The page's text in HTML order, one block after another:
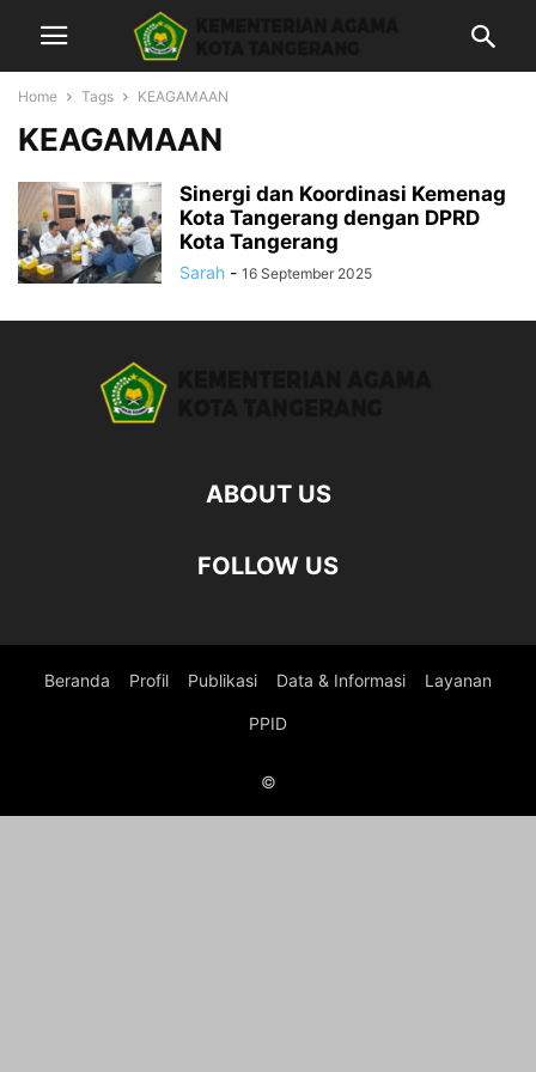
Home Tags KEAGAMAAN
KEAGAMAAN
Sinergi dan Koordinasi Kemenag
Kota Tangerang dengan DPRD
Kota Tangerang
Sarah - 16 September 2025
ABOUT US
FOLLOW US
Beranda Profil Publikasi Data & Informasi Layanan
PPID
©